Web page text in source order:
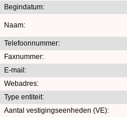
Begindatum:
Naam:
Telefoonnummer:
Faxnummer:
E-mail:
Webadres:
Type entiteit:
Aantal vestigingseenheden (VE):